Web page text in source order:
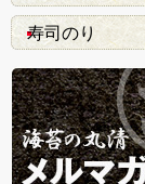
寿司のり